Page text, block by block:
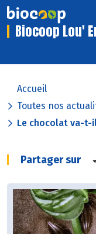
Biocoop Lou'
Accueil
Toutes nos
Le chocolat va-t-
Partager sur